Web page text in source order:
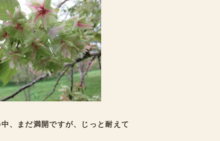
、まだ満開ですが、じっと耐えて